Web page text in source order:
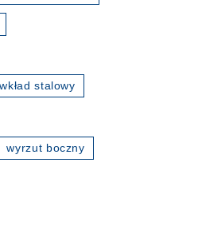
wkład stalowy
wyrzut boczny